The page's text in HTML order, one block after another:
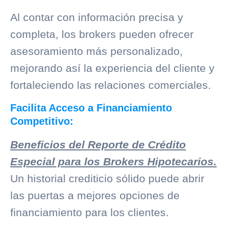
Al contar con información precisa y
completa, los brokers pueden ofrecer
asesoramiento más personalizado,
mejorando así la experiencia del cliente y
fortaleciendo las relaciones comerciales.
Facilita Acceso a Financiamiento
Competitivo:
Beneficios del Reporte de Crédito
Especial para los Brokers Hipotecarios.
Un historial crediticio sólido puede abrir
las puertas a mejores opciones de
financiamiento para los clientes.